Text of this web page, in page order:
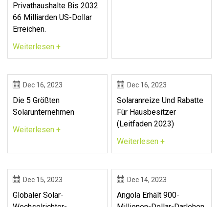
Privathaushalte Bis 2032
66 Milliarden US-Dollar
Erreichen.
Weiterlesen +
Dec 16, 2023
Die 5 Größten
Solarunternehmen
Weiterlesen +
Dec 16, 2023
Solaranreize Und Rabatte
Für Hausbesitzer
(Leitfaden 2023)
Weiterlesen +
Dec 15, 2023
Globaler Solar-
Dec 14, 2023
Angola Erhält 900-